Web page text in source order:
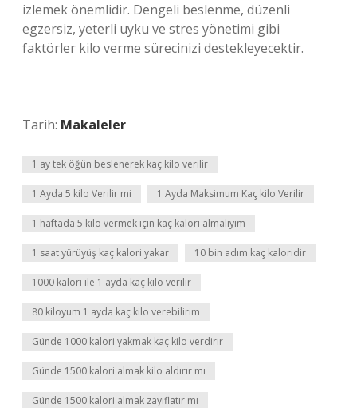
izlemek önemlidir. Dengeli beslenme, düzenli
egzersiz, yeterli uyku ve stres yönetimi gibi
faktörler kilo verme sürecinizi destekleyecektir.
Tarih: Makaleler
1 ay tek öğün beslenerek kaç kilo verilir
1 Ayda 5 kilo Verilir mi 1 Ayda Maksimum Kaç kilo Verilir
1 haftada 5 kilo vermek için kaç kalori almalıyım
1 saat yürüyüş kaç kalori yakar 10 bin adım kaç kaloridir
1000 kalori ile 1 ayda kaç kilo verilir
80 kiloyum 1 ayda kaç kilo verebilirim
Günde 1000 kalori yakmak kaç kilo verdirir
Günde 1500 kalori almak kilo aldırır mı
Günde 1500 kalori almak zayıflatır mı